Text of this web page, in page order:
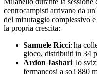
centrocampisti arrivano da
del minutaggio complessivo
la propria crescita:
Samuele Ricci: ha
gioco, distribuiti in 34
Ardon Jashari: lo
fermandosi a soli 880